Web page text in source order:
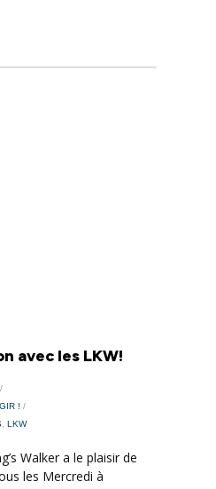
avec les LKW!
! /
LKW
Walker a le plaisir de
les Mercredi à